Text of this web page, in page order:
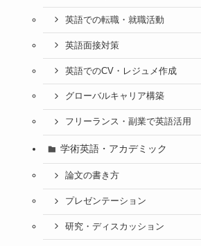
英語での転職・就職活動
英語面接対策
英語でのCV・レジュメ作成
グローバルキャリア構築
フリーランス・副業で英語活用
学術英語・アカデミック
論文の書き方
プレゼンテーション
研究・ディスカッション